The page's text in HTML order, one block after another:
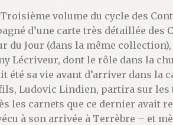
volume du cycle des
d’une carte très détaillée des
du Jour (dans la même
Lécriveur, dont le rôle dans la
été sa vie avant d’arriver dans la
Ludovic Lindien, partira sur les
les carnets que ce dernier avait
à son arrivée à Terrèbre – et